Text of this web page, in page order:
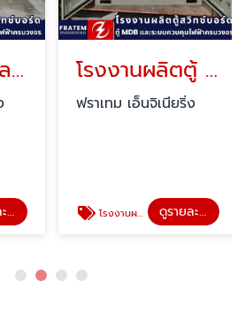
รับออกแบบและประกอบตู้ MDB
ดูรายละเอียด
โรงงานผลิตตู้ MDB
ฟราเทม เอ็นจิเนียริ่ง
โรงงานผลิตตู้ MDB ดูรายละเอียด